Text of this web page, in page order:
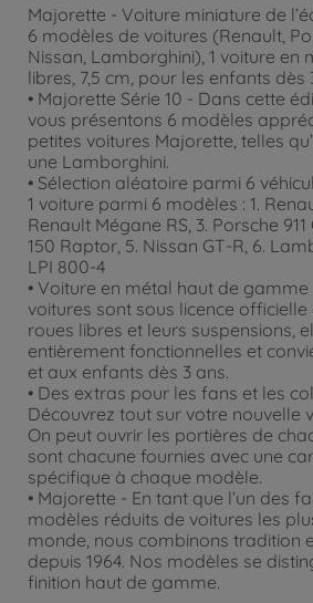
Majorette - Voiture miniature de
6 modèles de voitures (Renault,
Nissan, Lamborghini), 1 voiture en
libres, 7,5 cm, pour les enfants dès
• Majorette Série 10 - Dans cette
vous présentons 6 modèles
petites voitures Majorette, telles
une Lamborghini.
• Sélection aléatoire parmi 6
1 voiture parmi 6 modèles : 1.
Renault Mégane RS, 3. Porsche 911
150 Raptor, 5. Nissan GT-R, 6.
LPI 800-4
• Voiture en métal haut de gamme
voitures sont sous licence officielle
roues libres et leurs suspensions,
entièrement fonctionnelles et
et aux enfants dès 3 ans.
• Des extras pour les fans et les
Découvrez tout sur votre nouvelle
On peut ouvrir les portières de
sont chacune fournies avec une
spécifique à chaque modèle.
• Majorette - En tant que l’un des
modèles réduits de voitures les
monde, nous combinons tradition
depuis 1964. Nos modèles se
finition haut de gamme.